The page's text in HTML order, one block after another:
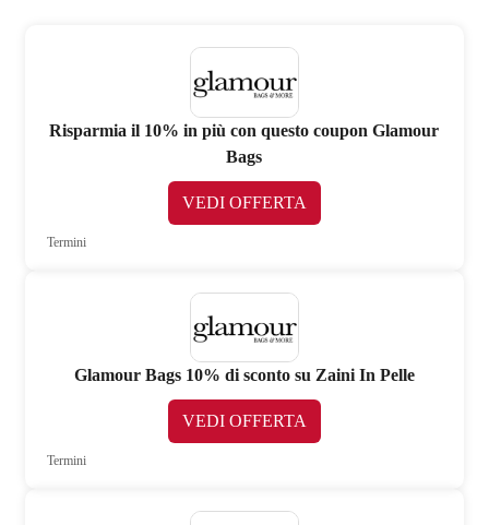
Risparmia il 10% in più con questo coupon Glamour
Bags
VEDI OFFERTA
Termini
Glamour Bags 10% di sconto su Zaini In Pelle
VEDI OFFERTA
Termini